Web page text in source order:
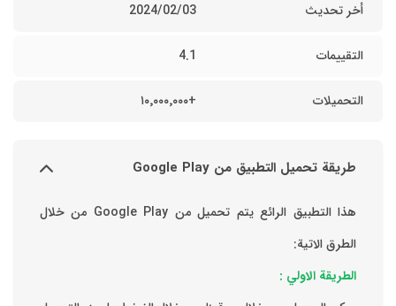
أخر تحديث 03‏/02‏/2024
التقييمات 4.1
التحميلات +١٠٬٠٠٠٬٠٠٠
طريقة تحميل التطبيق من Google Play
هذا التطبيق الرائع يتم تحميل من Google Play من خلال
الطرق الاتية:
الطريقة الاولي :